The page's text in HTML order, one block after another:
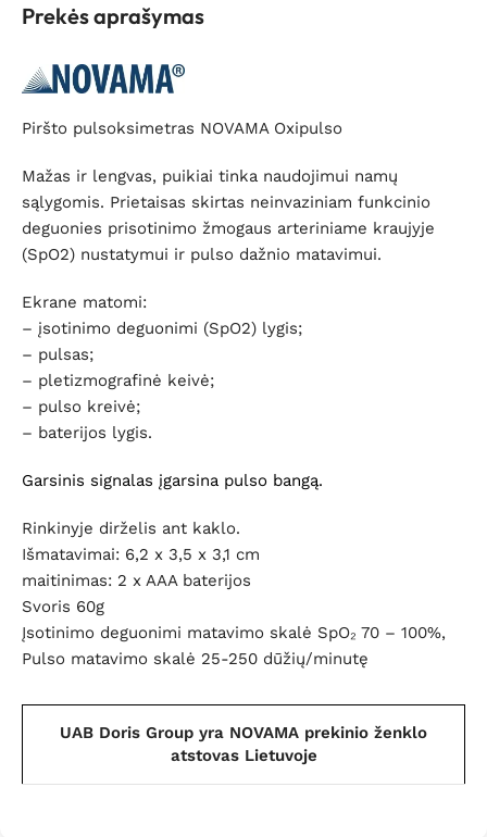
Prekės aprašymas
Piršto pulsoksimetras NOVAMA Oxipulso
Mažas ir lengvas, puikiai tinka naudojimui namų
sąlygomis. Prietaisas skirtas neinvaziniam funkcinio
deguonies prisotinimo žmogaus arteriniame kraujyje
(SpO2) nustatymui ir pulso dažnio matavimui.
Ekrane matomi:
– įsotinimo deguonimi (SpO2) lygis;
– pulsas;
– pletizmografinė keivė;
– pulso kreivė;
– baterijos lygis.
Garsinis signalas įgarsina pulso bangą.
Rinkinyje dirželis ant kaklo.
Išmatavimai: 6,2 x 3,5 x 3,1 cm
maitinimas: 2 x AAA baterijos
Svoris 60g
Įsotinimo deguonimi matavimo skalė SpO₂ 70 – 100%,
Pulso matavimo skalė 25-250 dūžių/minutę
UAB Doris Group yra NOVAMA prekinio ženklo
atstovas Lietuvoje